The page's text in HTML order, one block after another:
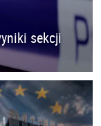
sekcji